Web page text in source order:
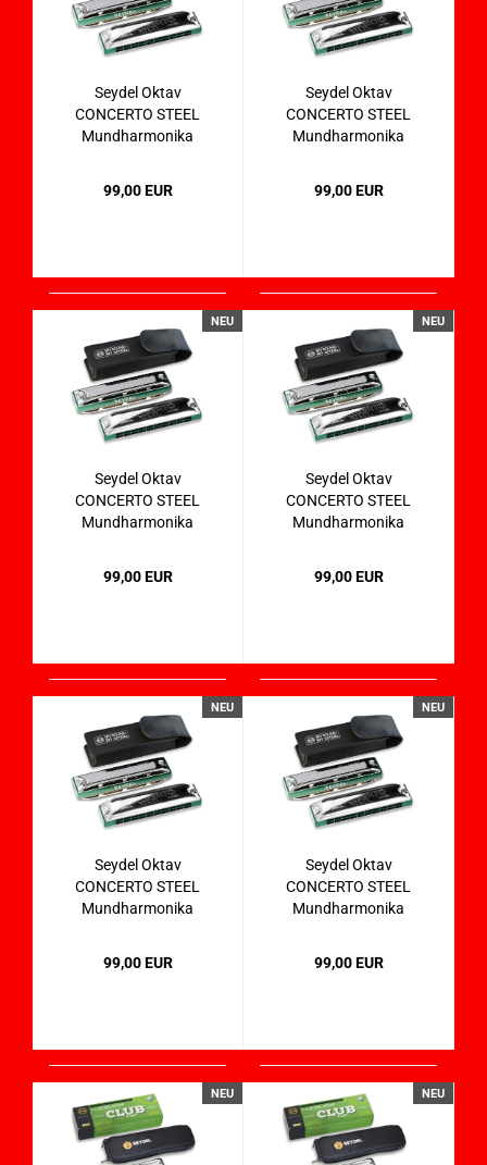
Seydel Oktav
CONCERTO STEEL
Mundharmonika
99,00 EUR
Seydel Oktav
CONCERTO STEEL
Mundharmonika
99,00 EUR
NEU
Seydel Oktav
CONCERTO STEEL
Mundharmonika
99,00 EUR
NEU
Seydel Oktav
CONCERTO STEEL
Mundharmonika
99,00 EUR
NEU
Seydel Oktav
CONCERTO STEEL
Mundharmonika
99,00 EUR
NEU
Seydel Oktav
CONCERTO STEEL
Mundharmonika
99,00 EUR
NEU NEU